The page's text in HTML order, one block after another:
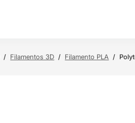
/ Filamentos 3D / Filamento PLA /